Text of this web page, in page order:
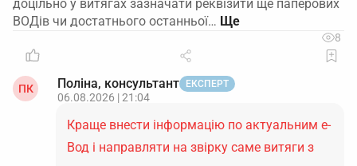
доцільно у витягах зазначати реквізити ще паперових
ВОДів чи достатнього останньої…
8
ПК Поліна, консультант ЕКСПЕРТ
06.08.2026 | 21:04
Краще внести інформацію по актуальним е-
Вод і направляти на звірку саме витяги з